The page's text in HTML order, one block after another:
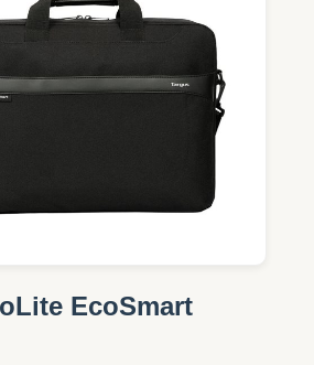
EcoSmart